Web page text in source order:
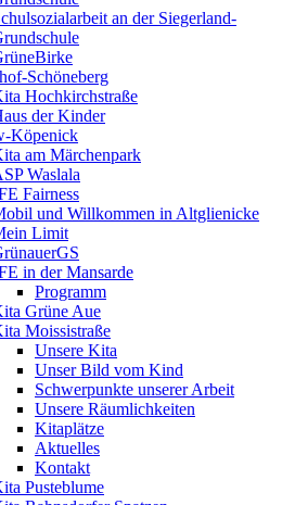
an der Siegerland-
Schöneberg
Hochkirchstraße
der Kinder
Köpenick
am Märchenpark
Waslala
Fairness
und Willkommen in Altglienicke
Limit
in der Mansarde
Programm
Grüne Aue
Moissistraße
Unsere Kita
Unser Bild vom Kind
Schwerpunkte unserer Arbeit
Unsere Räumlichkeiten
Kitaplätze
Aktuelles
Kontakt
Pusteblume